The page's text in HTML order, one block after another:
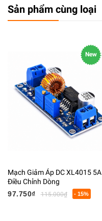
Sản phẩm cùng loại
New
Mạch Giảm Áp DC XL4015 5A
Điều Chỉnh Dòng
97.750₫
115.000₫ - 15%